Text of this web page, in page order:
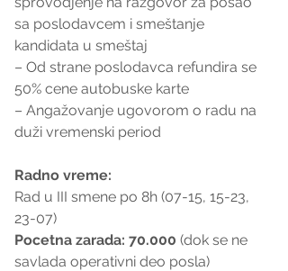
sa poslodavcem i smeštanje
kandidata u smeštaj
– Od strane poslodavca refundira se
50% cene autobuske karte
– Angažovanje ugovorom o radu na
duži vremenski period
Radno vreme:
Rad u III smene po 8h (07-15, 15-23,
23-07)
Pocetna zarada: 70.000 (dok se ne
savlada operativni deo posla)